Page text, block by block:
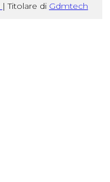
| Titolare di Gdmtech